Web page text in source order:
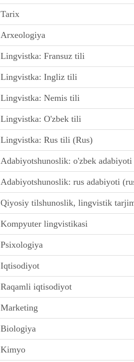
Tarix
Arxeologiya
Lingvistka: Fransuz tili
Lingvistka: Ingliz tili
Lingvistka: Nemis tili
Lingvistka: O'zbek tili
Lingvistka: Rus tili (Rus)
Adabiyotshunoslik: o'zbek adabiyoti
Adabiyotshunoslik: rus adabiyoti
Qiyosiy tilshunoslik, lingvistik
Kompyuter lingvistikasi
Psixologiya
Iqtisodiyot
Raqamli iqtisodiyot
Marketing
Biologiya
Kimyo